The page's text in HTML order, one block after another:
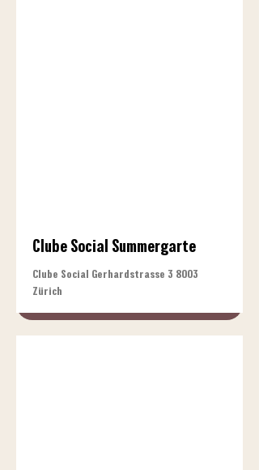
Clube Social Summergarte
Clube Social Gerhardstrasse 3 8003
Zürich